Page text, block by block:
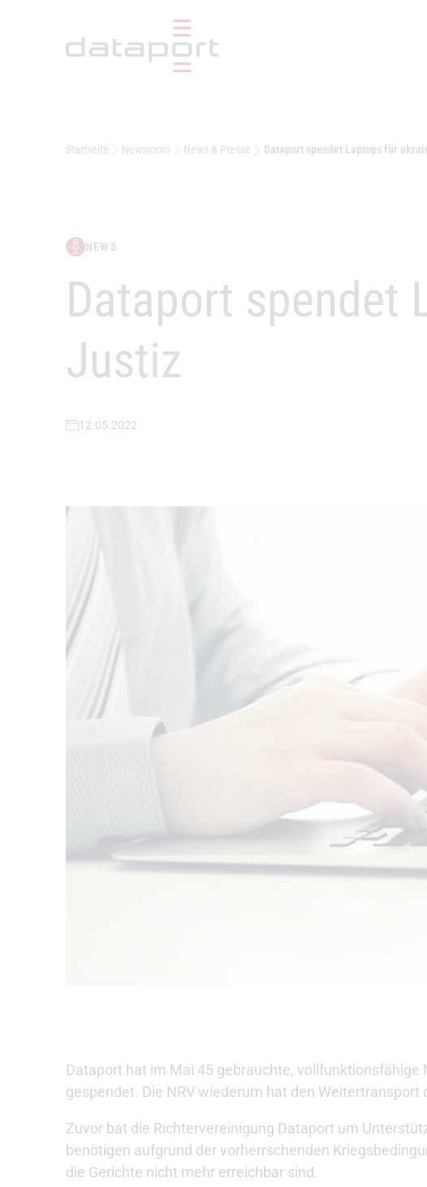
Startseite Newsroom News & Presse Dataport spendet Laptops für
NEWS
–
Dataport spendet
Justiz
12.05.2022
Dataport hat im Mai 45 gebrauchte,
gespendet. Die NRV wiederum hat den Weitertransport
Zuvor bat die Richtervereinigung Dataport um
benötigen aufgrund der vorherrschenden
die Gerichte nicht mehr erreichbar sind.